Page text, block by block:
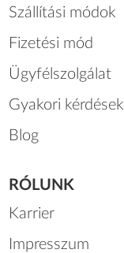
Szállítási módok
Fizetési mód
Ügyfélszolgálat
Gyakori kérdések
Blog
RÓLUNK
Karrier
Impresszum